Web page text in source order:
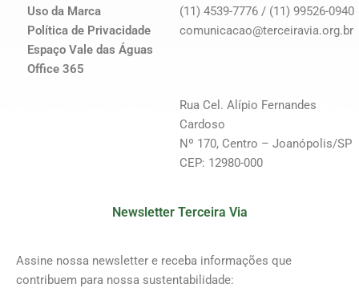
Uso da Marca
Política de Privacidade
Espaço Vale das Águas
Office 365
(11) 4539-7776 / (11) 99526-0940
comunicacao@terceiravia.org.br
Rua Cel. Alípio Fernandes
Cardoso
Nº 170, Centro – Joanópolis/SP
CEP: 12980-000
Newsletter Terceira Via
Assine nossa newsletter e receba informações que
contribuem para nossa sustentabilidade: